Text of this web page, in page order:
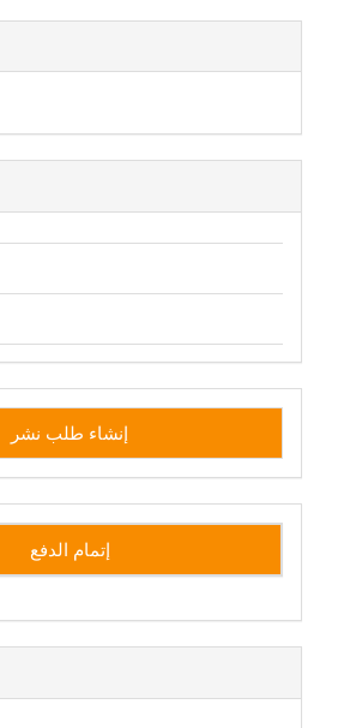
إنشاء طلب نشر
إتمام الدفع